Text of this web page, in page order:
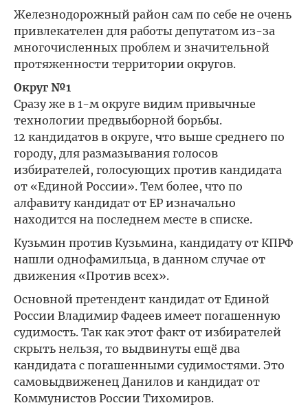
Железнодорожный район сам по себе не очень
привлекателен для работы депутатом из-за
многочисленных проблем и значительной
протяженности территории округов.
Округ №1
Сразу же в 1-м округе видим привычные
технологии предвыборной борьбы.
12 кандидатов в округе, что выше среднего по
городу, для размазывания голосов
избирателей, голосующих против кандидата
от «Единой России». Тем более, что по
алфавиту кандидат от ЕР изначально
находится на последнем месте в списке.
Кузьмин против Кузьмина, кандидату от КПРФ
нашли однофамильца, в данном случае от
движения «Против всех».
Основной претендент кандидат от Единой
России Владимир Фадеев имеет погашенную
судимость. Так как этот факт от избирателей
скрыть нельзя, то выдвинуты ещё два
кандидата с погашенными судимостями. Это
самовыдвиженец Данилов и кандидат от
Коммунистов России Тихомиров.